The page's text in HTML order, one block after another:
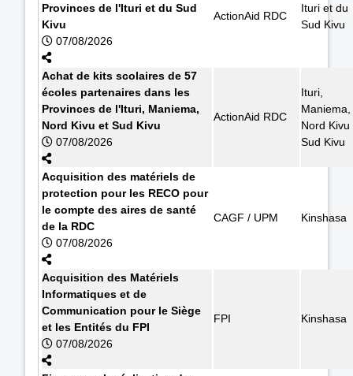
Provinces de l'Ituri et du Sud
Kivu
07/08/2026
ActionAid RDC
Ituri et du
Sud Kivu
Achat de kits scolaires de 57
écoles partenaires dans les
Provinces de l'Ituri, Maniema,
Nord Kivu et Sud Kivu
07/08/2026
ActionAid RDC
Ituri,
Maniema,
Nord Kivu
Sud Kivu
Acquisition des matériels de
protection pour les RECO pour
le compte des aires de santé
de la RDC
07/08/2026
CAGF / UPM Kinshasa
Acquisition des Matériels
Informatiques et de
Communication pour le Siège
et les Entités du FPI
07/08/2026
FPI Kinshasa